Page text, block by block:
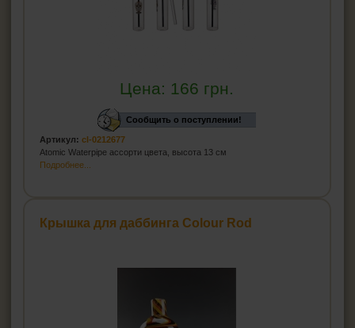
Цена: 166 грн.
Сообщить о поступлении!
Артикул: cl-0212677
Atomic Waterpipe ассорти цвета, высота 13 см
Подробнее...
Крышка для даббинга Colour Rod